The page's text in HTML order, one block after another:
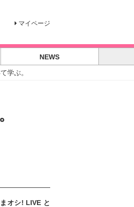
マイページ
NEWS
学ぶ。
オシ! LIVE と